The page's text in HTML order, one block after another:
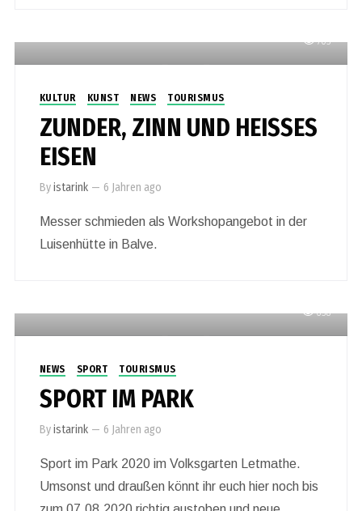
703
KULTUR KUNST NEWS TOURISMUS
ZUNDER, ZINN UND HEISSES
EISEN
Byistarink — 6 Jahren ago
Messer schmieden als Workshopangebot in der
Luisenhütte in Balve.
638
NEWS SPORT TOURISMUS
SPORT IM PARK
Byistarink — 6 Jahren ago
Sport im Park 2020 im Volksgarten Letmathe.
Umsonst und draußen könnt ihr euch hier noch bis